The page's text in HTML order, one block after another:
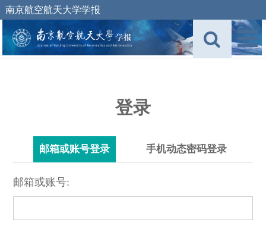
南京航空航天大学学报
登录
邮箱或账号登录 手机动态密码登录
邮箱或账号: